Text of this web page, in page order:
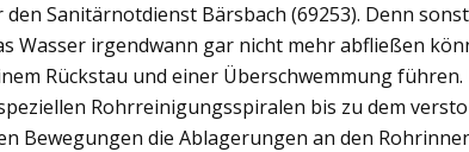
Sanitärnotdienst Bärsbach (69253). Denn
Wasser irgendwann gar nicht mehr abfließen
Rückstau und einer Überschwemmung
Rohrreinigungsspiralen bis zu dem
Bewegungen die Ablagerungen an den